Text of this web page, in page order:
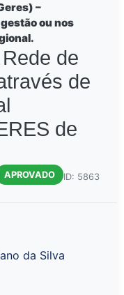
–
ou nos
de
de
de
APROVADO ID: 5863
da Silva